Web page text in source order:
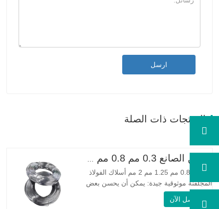
ارسل
المنتجات ذات الصلة
0.3 مم 0.8 مم 1.25 مم 2 مم أسلاك الفولاذ
المجلفنة موثوقية جيدة: يمكن أن يحسن بعض
العقد والنتوءات والصدأ على الأسلاك الفولاذية
مرونة جيدة: صلابة الفولاذ المجلفن جيدة جدًا،
اتصل الآن